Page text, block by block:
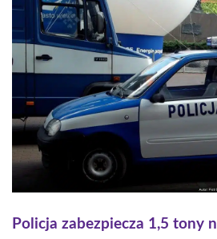
Policja zabezpiecza 1,5 tony